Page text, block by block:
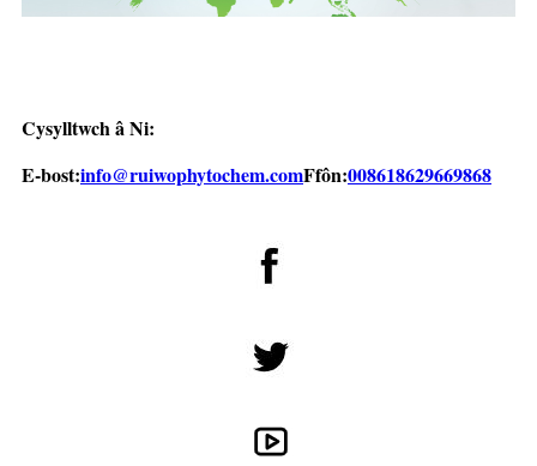
Cysylltwch â Ni:
E-bost:info@ruiwophytochem.comFfôn:008618629669868